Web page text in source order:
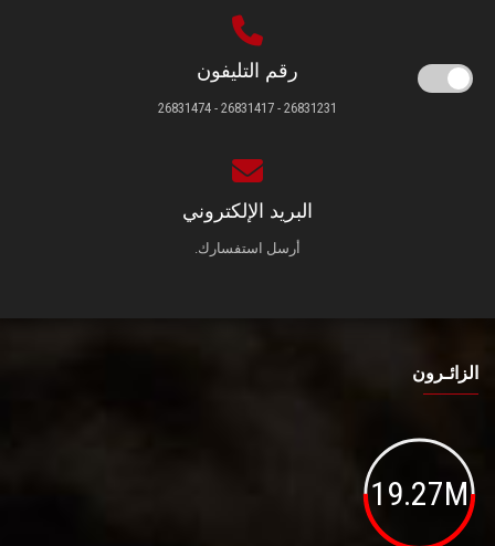
رقم التليفون
26831231 - 26831417 - 26831474
البريد الإلكتروني
أرسل استفسارك.
الزائـرون
19.27M